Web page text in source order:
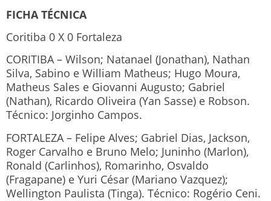
FICHA TÉCNICA
Coritiba 0 X 0 Fortaleza
CORITIBA – Wilson; Natanael (Jonathan), Nathan
Silva, Sabino e William Matheus; Hugo Moura,
Matheus Sales e Giovanni Augusto; Gabriel
(Nathan), Ricardo Oliveira (Yan Sasse) e Robson.
Técnico: Jorginho Campos.
FORTALEZA – Felipe Alves; Gabriel Dias, Jackson,
Roger Carvalho e Bruno Melo; Juninho (Marlon),
Ronald (Carlinhos), Romarinho, Osvaldo
(Fragapane) e Yuri César (Mariano Vazquez);
Wellington Paulista (Tinga). Técnico: Rogério Ceni.